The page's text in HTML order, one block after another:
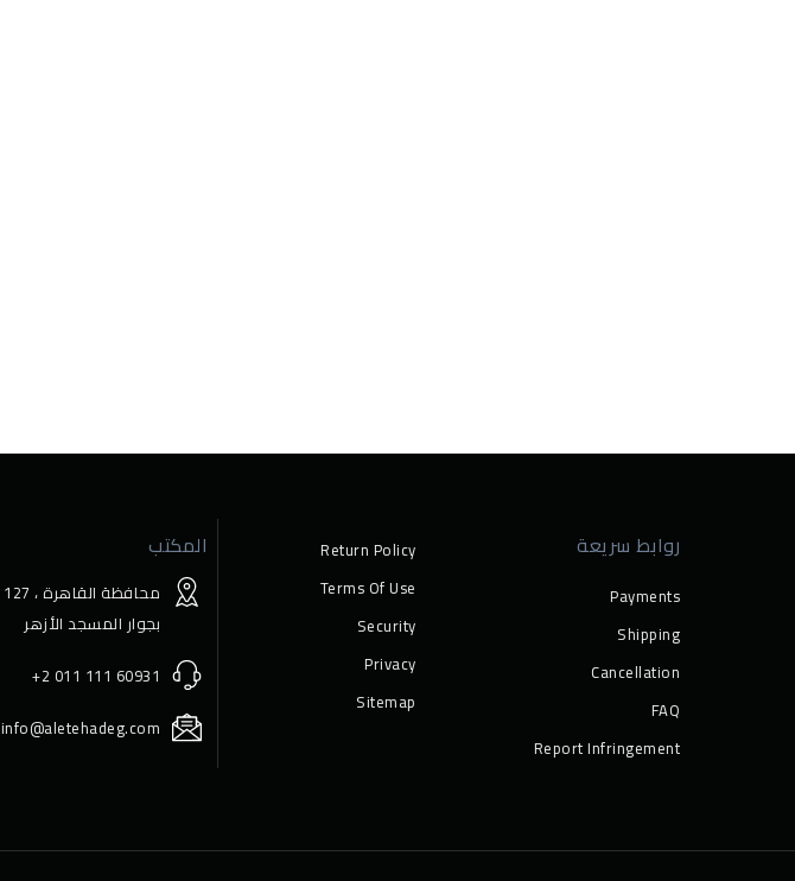
روابط سريعة
Payments
Shipping
Cancellation
FAQ
Report Infringement
Return Policy
Terms Of Use
Security
Privacy
Sitemap
المكتب
ﺑﺠﻮار اﻟﻤﺴﺠﺪ اﻷزﻫﺮ
+2 011 111 60931
info@aletehadeg.com